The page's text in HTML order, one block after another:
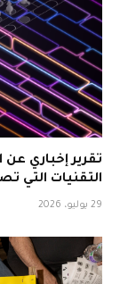
تقرير إخباري
التقنيات التي
29 يوليو، 2026